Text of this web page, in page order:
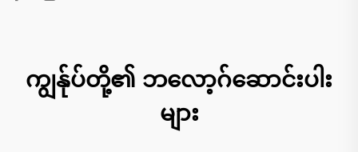
ကျွန်ုပ်တို့၏ ဘလော့ဂ်ဆောင်းပါး
များ